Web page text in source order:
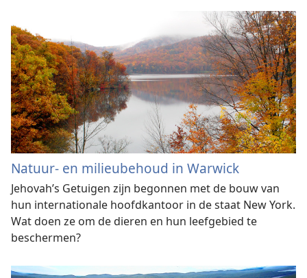
Natuur- en milieubehoud in Warwick
Jehovah’s Getuigen zijn begonnen met de bouw van
hun internationale hoofdkantoor in de staat New York.
Wat doen ze om de dieren en hun leefgebied te
beschermen?